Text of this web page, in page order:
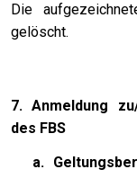
Die
gelöscht.
7. Anmeldung
des FBS
a.